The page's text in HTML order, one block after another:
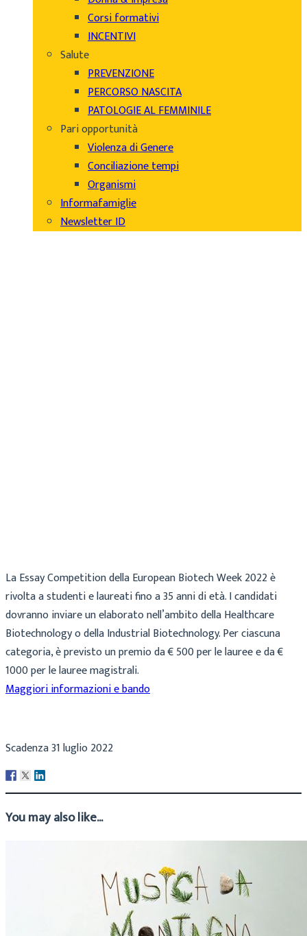
Corsi formativi
INCENTIVI
Salute
PREVENZIONE
PERCORSO NASCITA
PATOLOGIE AL FEMMINILE
Pari opportunità
Violenza di Genere
Conciliazione tempi
Organismi
Informafamiglie
Newsletter ID
La Essay Competition della European Biotech Week 2022 è
rivolta a studenti e laureati fino a 35 anni di età. I candidati
dovranno inviare un elaborato nell’ambito della Healthcare
Biotechnology o della Industrial Biotechnology. Per ciascuna
categoria, è previsto un premio da € 500 per le lauree e da €
1000 per le lauree magistrali.
Maggiori informazioni e bando
Scadenza 31 luglio 2022
You may also like...